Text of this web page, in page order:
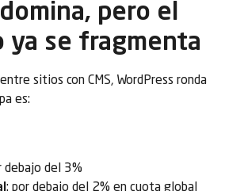
pero el
ya se fragmenta
sitios con CMS, WordPress ronda
es:
debajo del 3%
: por debajo del 2% en cuota global